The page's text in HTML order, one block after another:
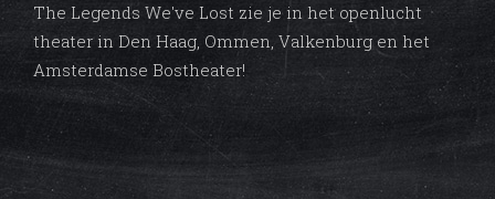
The Legends We've Lost zie je in het openlucht
theater in Den Haag, Ommen, Valkenburg en het
Amsterdamse Bostheater!